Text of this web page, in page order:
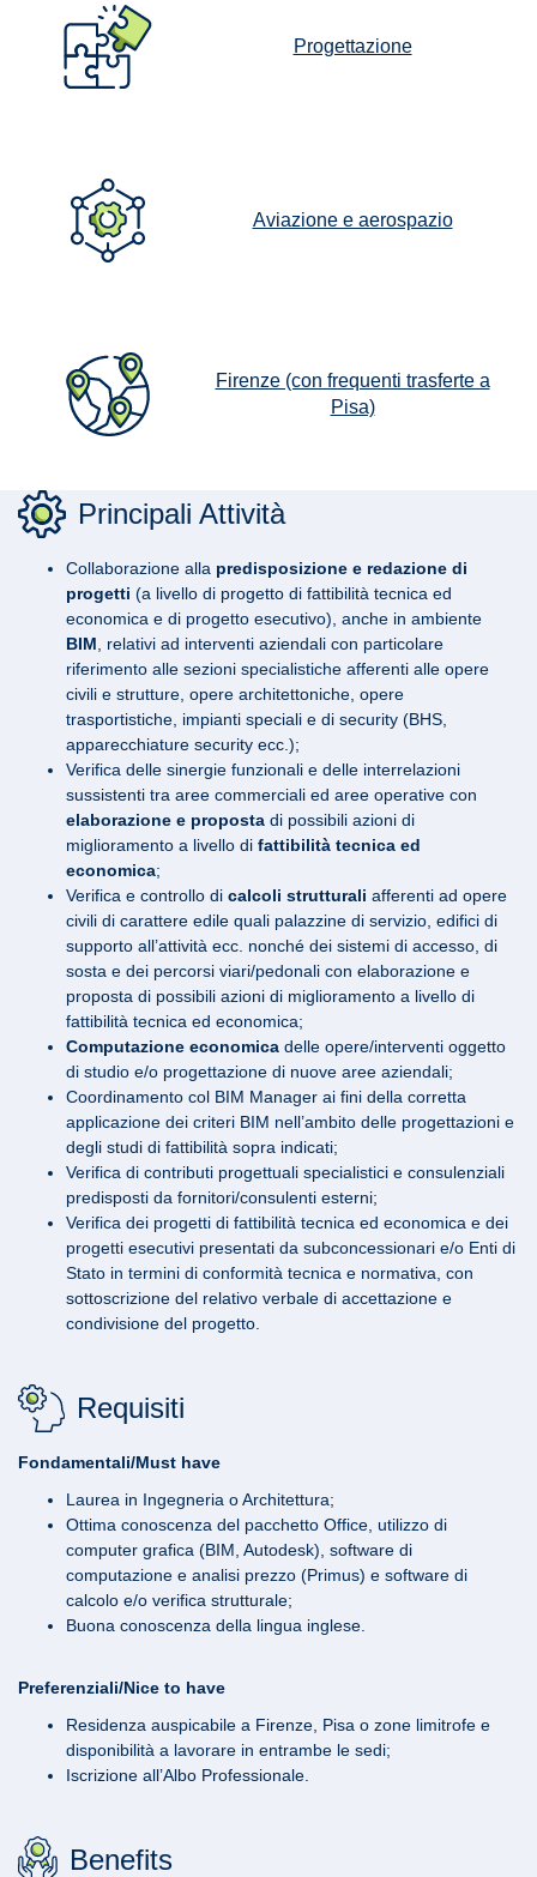
Progettazione
Aviazione e aerospazio
Firenze (con frequenti trasferte a
Pisa)
Principali Attività
Collaborazione alla predisposizione e redazione di
progetti (a livello di progetto di fattibilità tecnica ed
economica e di progetto esecutivo), anche in ambiente
BIM , relativi ad interventi aziendali con particolare
riferimento alle sezioni specialistiche afferenti alle opere
civili e strutture, opere architettoniche, opere
trasportistiche, impianti speciali e di security (BHS,
apparecchiature security ecc.);
Verifica delle sinergie funzionali e delle interrelazioni
sussistenti tra aree commerciali ed aree operative con
elaborazione e proposta di possibili azioni di
miglioramento a livello di fattibilità tecnica ed
economica;
Verifica e controllo di calcoli strutturali afferenti ad opere
civili di carattere edile quali palazzine di servizio, edifici di
supporto all’attività ecc. nonché dei sistemi di accesso, di
sosta e dei percorsi viari/pedonali con elaborazione e
proposta di possibili azioni di miglioramento a livello di
fattibilità tecnica ed economica;
Computazione economica delle opere/interventi oggetto
di studio e/o progettazione di nuove aree aziendali;
Coordinamento col BIM Manager ai fini della corretta
applicazione dei criteri BIM nell’ambito delle progettazioni e
degli studi di fattibilità sopra indicati;
Verifica di contributi progettuali specialistici e consulenziali
predisposti da fornitori/consulenti esterni;
Verifica dei progetti di fattibilità tecnica ed economica e dei
progetti esecutivi presentati da subconcessionari e/o Enti di
Stato in termini di conformità tecnica e normativa, con
sottoscrizione del relativo verbale di accettazione e
condivisione del progetto.
Requisiti
Fondamentali/Must have
Laurea in Ingegneria o Architettura;
Ottima conoscenza del pacchetto Office, utilizzo di
computer grafica (BIM, Autodesk), software di
computazione e analisi prezzo (Primus) e software di
calcolo e/o verifica strutturale;
Buona conoscenza della lingua inglese.
Preferenziali/Nice to have
Residenza auspicabile a Firenze, Pisa o zone limitrofe e
disponibilità a lavorare in entrambe le sedi;
Iscrizione all’Albo Professionale.
Benefits